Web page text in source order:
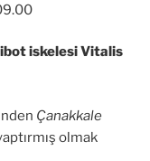
iskelesi Vitalis
Çanakkale
olmak